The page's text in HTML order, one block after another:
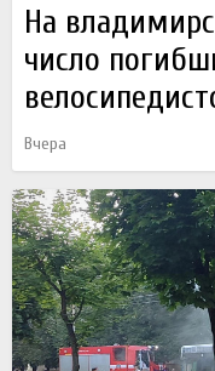
На
число
Вчера